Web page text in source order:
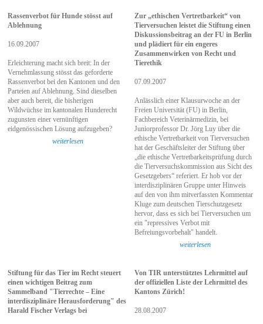
Rassenverbot für Hunde stösst auf
Ablehnung
16.09.2007
Erleichterung macht sich breit: In der
Vernehmlassung stösst das geforderte
Rassenverbot bei den Kantonen und den
Parteien auf Ablehnung. Sind dieselben
aber auch bereit, die bisherigen
Wildwüchse im kantonalen Hunderecht
zugunsten einer vernünftigen
eidgenössischen Lösung aufzugeben?
weiterlesen
Zur „ethischen Vertretbarkeit“ von
Tierversuchen leistet die Stiftung einen
Diskussionsbeitrag an der FU in Berlin
und plädiert für ein engeres
Zusammenwirken von Recht und
Tierethik
07.09.2007
Anlässlich einer Klausurwoche an der
Freien Universität (FU) in Berlin,
Fachbereich Veterinärmedizin, bei
Juniorprofessor Dr. Jörg Luy über die
ethische Vertretbarkeit von Tierversuchen
hat der Geschäftsleiter der Stiftung über
„die ethische Vertretbarkeitsprüfung durch
die Tierversuchskommission aus Sicht des
Gesetzgebers“ referiert. Er hob vor der
interdisziplinären Gruppe unter Hinweis
auf den von ihm mitverfassten Kommentar
Kluge zum deutschen Tierschutzgesetz
hervor, dass es sich bei Tierversuchen um
ein "repressives Verbot mit
Befreiungsvorbehalt" handelt.
weiterlesen
Stiftung für das Tier im Recht steuert
einen wichtigen Beitrag zum
Sammelband "Tierrechte – Eine
interdisziplinäre Herausforderung" des
Harald Fischer Verlags bei
Von TIR unterstütztes Lehrmittel auf
der offiziellen Liste der Lehrmittel des
Kantons Zürich!
28.08.2007